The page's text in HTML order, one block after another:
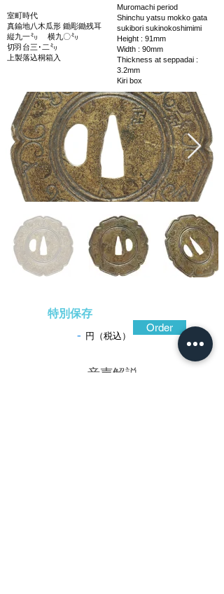
室町時代
真鍮地八木瓜形 鋤彫鋤残耳
縦九一㍉ 横九〇㍉
切羽台三･二㍉
上製落込桐箱入
Muromachi period
Shinchu yatsu mokko gata
sukibori sukinokoshimimi
Height : 91mm
Width : 90mm
Thickness at seppadai :
3.2mm
Kiri box
特別保存
- 円（税込）
Order
​音声解説